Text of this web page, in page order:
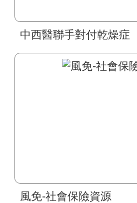
中西醫聯手對付乾燥症
風免-社會保險資源